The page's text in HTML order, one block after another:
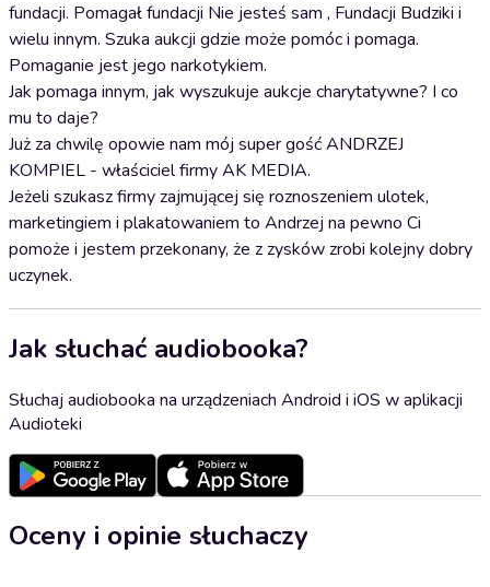
fundacji. Pomagał fundacji Nie jesteś sam , Fundacji Budziki i
wielu innym. Szuka aukcji gdzie może pomóc i pomaga.
Pomaganie jest jego narkotykiem.
Jak pomaga innym, jak wyszukuje aukcje charytatywne? I co
mu to daje?
Już za chwilę opowie nam mój super gość ANDRZEJ
KOMPIEL - właściciel firmy AK MEDIA.
Jeżeli szukasz firmy zajmującej się roznoszeniem ulotek,
marketingiem i plakatowaniem to Andrzej na pewno Ci
pomoże i jestem przekonany, że z zysków zrobi kolejny dobry
uczynek.
Jak słuchać audiobooka?
Słuchaj audiobooka na urządzeniach Android i iOS w aplikacji
Audioteki
Oceny i opinie słuchaczy